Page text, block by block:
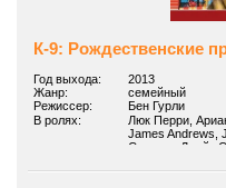
К-9: Рождественские
Год выхода:
2013
Жанр:
семейный
Режиссер:
Бен Гурли
В ролях:
Люк Перри,
James Andrews,
Стингер, Джэйк